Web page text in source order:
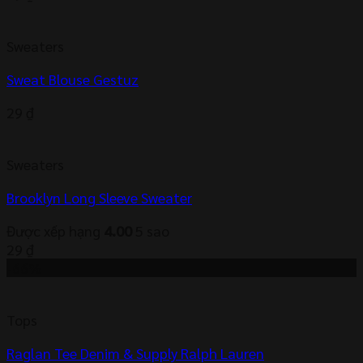
Sweat Blouse Gestuz
Brooklyn Long Sleeve Sweater
Raglan Tee Denim & Supply Ralph Lauren